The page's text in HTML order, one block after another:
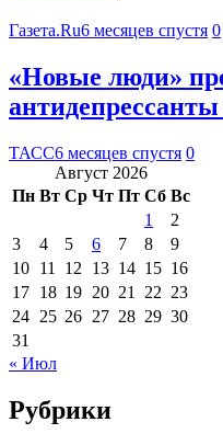
Газета.Ru6 месяцев спустя 0
«Новые люди»
ТАСС6 месяцев спустя 0
Август 2026
Пн Вт Ср Чт Пт Сб Вс
1
2
3
4 5 6 7 8
9
10 11 12 13 14 15 16
17 18 19 20 21 22 23
24 25 26 27 28 29 30
31
« Июл
Рубрики